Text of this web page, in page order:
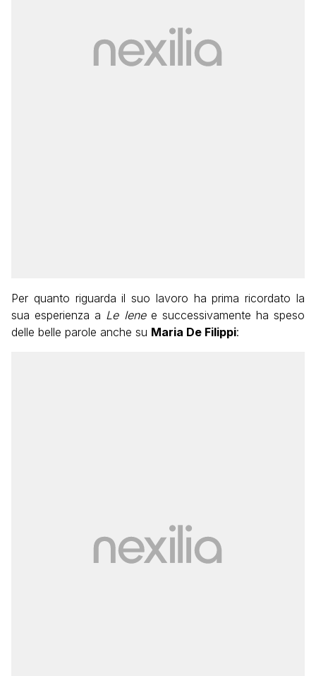
Per quanto riguarda il suo lavoro ha prima ricordato la
sua esperienza a Le Ienee successivamente ha speso
delle belle parole anche su Maria De Filippi: